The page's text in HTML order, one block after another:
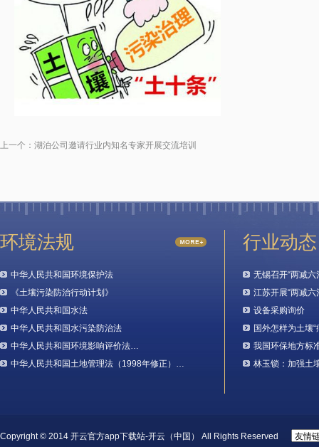
上一个： 湖泊公司邀请行业内知名专家开展交流培训
环境法规
中华人民共和国环境保护法
《土壤污染防治行动计划》
中华人民共和国水法
中华人民共和国水污染防治法
中华人民共和国环境影响评价法…
中华人民共和国土地管理法（1998年修正）…
行业动态
无锡召开“两减
江苏开展“两减
设备采购询价
国外怎样为土壤“
我国环保地方标
林玉锁：加强土
Copyright © 2014 开云官方app下载站-开云（中国） All Rights Reserved